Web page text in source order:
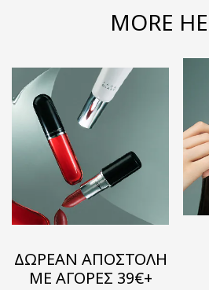
MORE
ΔΩΡΕΑΝ ΑΠΟΣΤΟΛΗ
ΜΕ ΑΓΟΡΕΣ 39€+